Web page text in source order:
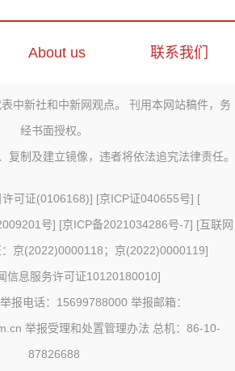
About us 联系我们
中新社和中新网观点。 刊用本网站稿件，务
经书面授权。
复制及建立镜像，违者将依法追究法律责任。
可证(0106168)] [京ICP证040655号] [
号] [京ICP备2021034286号-7] [互联网
京(2022)0000118；京(2022)0000119]
信息服务许可证10120180010]
报电话：15699788000 举报邮箱：
举报受理和处置管理办法 总机：86-10-
87826688